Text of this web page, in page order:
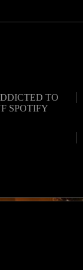
TO
SPOTIFY